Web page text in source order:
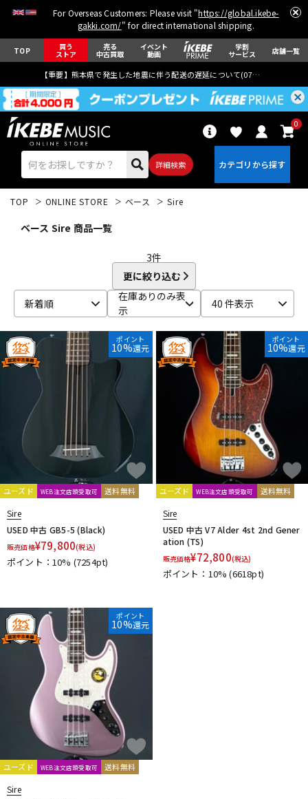
For Overseas Customers: Please visit "https://global.ikebe-
gakki.com/" for direct international shipping.
TOP 買う
ストア
売る
中古買取
イベント
動画
学割
サービス 店舗一覧
【重要】熊本県で発生した地震に伴う配送の遅延について(07月29日
詳細検索
0
ベース ウクレレ
ドラム パーカッション
キーボード 電子ピアノ
管楽器 その他楽器
アンプ エフェクター
DTM
DTM オンライン納品
配信/ライブ機器
中古
TOP ONLINE STORE ベース Sire
ベース Sire 商品一覧
3件
更に絞り込む
新着順
在庫ありのみ表
示
40 件表示
ポイント
10%還元
ユーズド WEB注文店頭受取可 送料無料
Sire
USED 中古 GB5-5 (Black)
販売価格¥79,800(税込)
ポイント：10% (7254pt)
ポイント
10%還元
ユーズド WEB注文店頭受取可 送料無料
Sire
USED 中古 V7 Alder 4st 2nd Gener
ation (TS)
販売価格¥72,800(税込)
ポイント：10%(6618pt)
ポイント
10%還元
ユーズド WEB注文店頭受取可 送料無料
Sire